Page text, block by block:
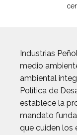
Industrias
medio
ambiental
Política de
establece la
mandato
que cuiden los